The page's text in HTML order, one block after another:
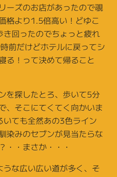
ーズのお店があったので覗
格より1.5倍高い！どゆこ
回ったのでちょっと疲れ
前だけどホテルに戻ってシ
る！って決めて帰ること
を探したとろ、歩いて5分
、そこにてくてく向かいま
ても全然あの3色ライン
染みのセブンが見当たらな
・・まさか・・・
な広い広い道が多く、そ